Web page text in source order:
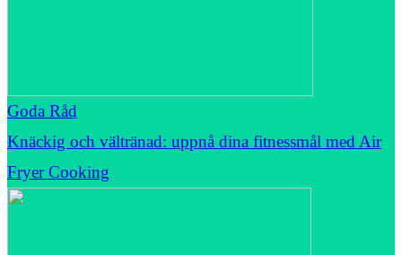
Goda Råd
Knäckig och vältränad: uppnå dina fitnessmål med Air
Fryer Cooking